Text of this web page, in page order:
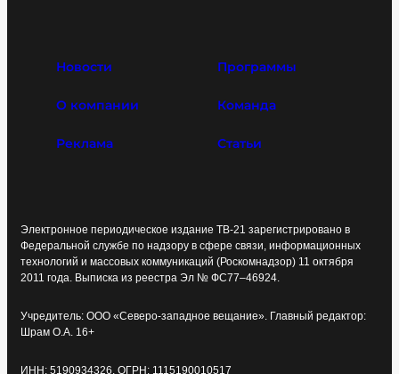
Новости Программы
О компании Команда
Реклама Статьи
Электронное периодическое издание ТВ-21 зарегистрировано в
Федеральной службе по надзору в сфере связи, информационных
технологий и массовых коммуникаций (Роскомнадзор) 11 октября
2011 года. Выписка из реестра Эл № ФС77–46924.
Учредитель: ООО «Северо-западное вещание». Главный редактор:
Шрам О.А. 16+
ИНН: 5190934326, ОГРН: 1115190010517